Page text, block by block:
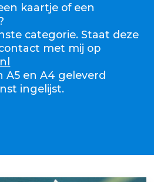
kaartje of een
categorie. Staat deze
met mij op
A5 en A4 geleverd
ingelijst.